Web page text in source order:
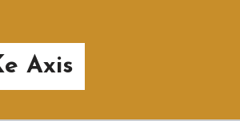
Axis